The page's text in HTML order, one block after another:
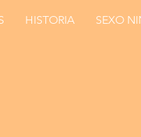
HISTORIA SEXO